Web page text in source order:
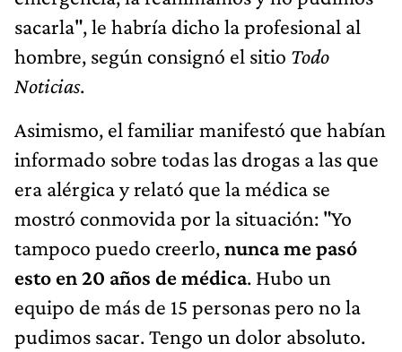
sacarla", le habría dicho la profesional al
hombre, según consignó el sitio Todo
Noticias.
Asimismo, el familiar manifestó que habían
informado sobre todas las drogas a las que
era alérgica y relató que la médica se
mostró conmovida por la situación: "Yo
tampoco puedo creerlo,nunca me pasó
esto en 20 años de médica. Hubo un
equipo de más de 15 personas pero no la
pudimos sacar. Tengo un dolor absoluto.